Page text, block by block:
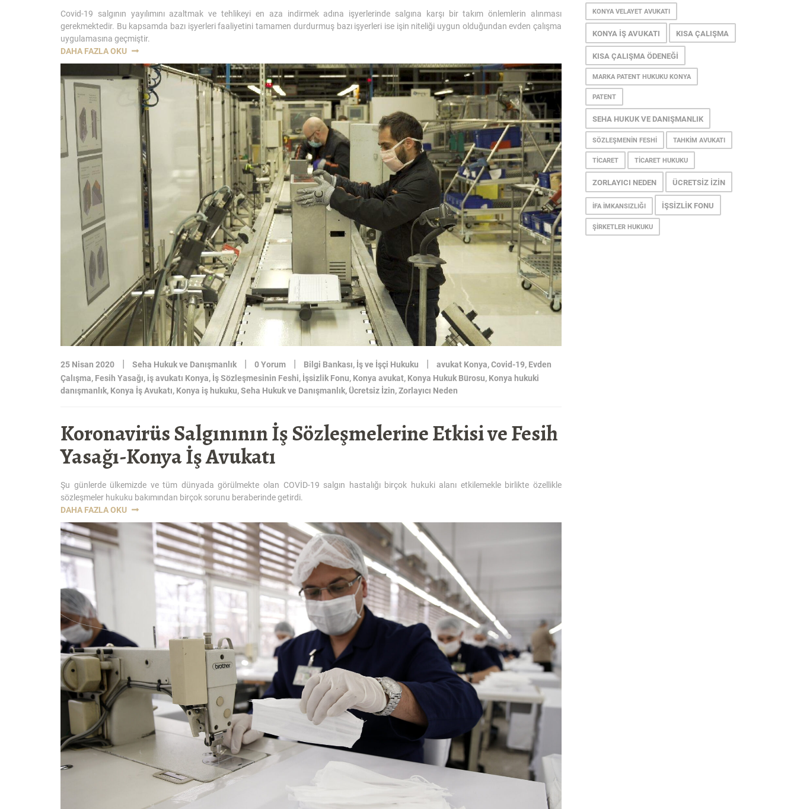
Covid-19 salgının yayılımını azaltmak ve tehlikeyi en aza indirmek adına işyerlerinde salgına karşı bir takım önlemlerin alınması
gerekmektedir. Bu kapsamda bazı işyerleri faaliyetini tamamen durdurmuş bazı işyerleri ise işin niteliği uygun olduğundan evden çalışma
uygulamasına geçmiştir.
DAHA FAZLA OKU“KORONAVIRÜS
SALGINI
KAPSAMINDA
İŞYERINDE
ALINMASI
GEREKEN
TEDBIRLER-
KONYA
AVUKATI”
25 Nisan 2020 | Seha Hukuk ve Danışmanlık | 0 Yorum | Bilgi Bankası, İş ve İşçi Hukuku | avukat Konya,Covid-19, Evden
Çalışma, Fesih Yasağı, iş avukatı Konya, İş Sözleşmesinin Feshi, İşsizlik Fonu, Konya avukat, Konya Hukuk Bürosu, Konya hukuki
danışmanlık, Konya İş Avukatı, Konya iş hukuku,Seha Hukuk ve Danışmanlık, Ücretsiz İzin,Zorlayıcı Neden
Koronavirüs Salgınının İş Sözleşmelerine Etkisi ve Fesih
Yasağı-Konya İş Avukatı
Şu günlerde ülkemizde ve tüm dünyada görülmekte olan COVİD-19 salgın hastalığı birçok hukuki alanı etkilemekle birlikte özellikle
sözleşmeler hukuku bakımından birçok sorunu beraberinde getirdi.
DAHA FAZLA OKU“KORONAVIRÜS
SALGINININ
SÖZLEŞMELERINE
AVUKATI”
KONYA VELAYET AVUKATI
KONYA İŞ AVUKATI KISA ÇALIŞMA
KISA ÇALIŞMA ÖDENEĞI
MARKA PATENT HUKUKU KONYA
PATENT
SEHA HUKUK VE DANIŞMANLIK
SÖZLEŞMENIN FESHI TAHKIM AVUKATI
TICARET TICARET HUKUKU
ZORLAYICI NEDEN ÜCRETSIZ İZIN
İFA İMKANSIZLIĞI İŞSIZLIK FONU
ŞIRKETLER HUKUKU